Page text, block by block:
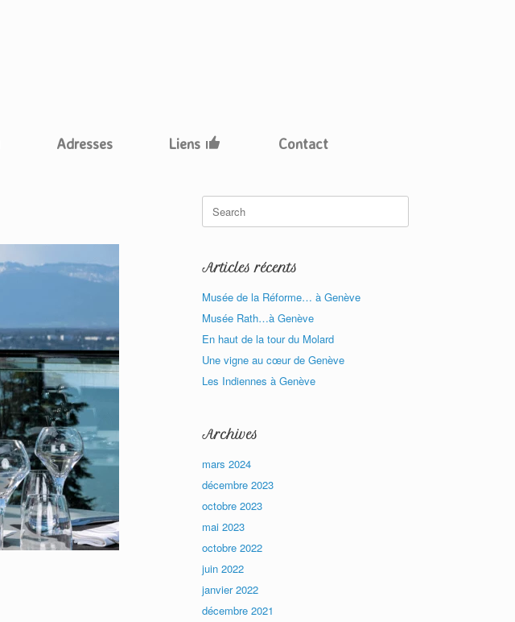
Adresses Liens Contact
Search
for:
Articles récents
Musée de la Réforme… à Genève
Musée Rath…à Genève
En haut de la tour du Molard
Une vigne au cœur de Genève
Les Indiennes à Genève
Archives
mars 2024
décembre 2023
octobre 2023
mai 2023
octobre 2022
juin 2022
janvier 2022
décembre 2021